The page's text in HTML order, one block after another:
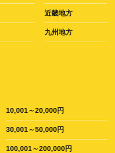
近畿地方
九州地方
10,001～20,000円
30,001～50,000円
100,001～200,000円